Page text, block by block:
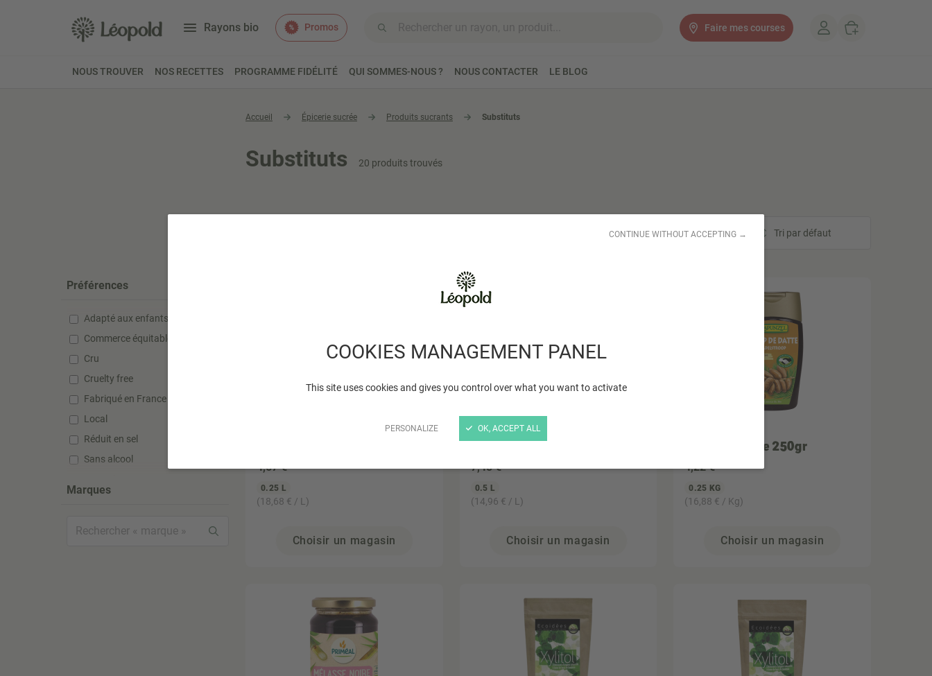
COOKIES MANAGEMENT PANEL
This site uses cookies and gives you control over what you want to activate
PERSONALIZE
CONTINUE WITHOUT ACCEPTING →
OK, ACCEPT ALL
Rayons bio
NOUS TROUVER NOS RECETTES PROGRAMME FIDÉLITÉ QUI SOMMES-NOUS ? NOUS CONTACTER LE BLOG
Promos Faire mes courses
Accueil Épicerie sucrée Produits sucrants Substituts
Substituts 20 produits trouvés
Tri par défaut
Préférences
Adapté aux enfants
Commerce équitable
Cru
Cruelty free
Fabriqué en France
Local
Réduit en sel
Sans alcool
Sans huile de palme
Marques
4,67 €
0.25 L
(18,68 € / L)
Choisir un magasin
DESTINATION
Sirop d'agave - 500ml
7,48 €
0.5 L
(14,96 € / L)
Choisir un magasin
Sirop de datte 250gr
4,22 €
0.25 KG
(16,88 € / Kg)
Choisir un magasin